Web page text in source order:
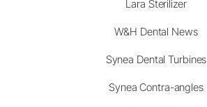
Lara Sterilizer
W&H Dental News
Synea Dental Turbines
Synea Contra-angles